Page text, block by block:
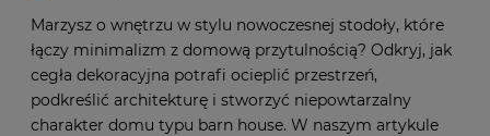
Marzysz o wnętrzu w stylu nowoczesnej stodoły, które
łączy minimalizm z domową przytulnością? Odkryj, jak
cegła dekoracyjna potrafi ocieplić przestrzeń,
podkreślić architekturę i stworzyć niepowtarzalny
charakter domu typu barn house. W naszym artykule